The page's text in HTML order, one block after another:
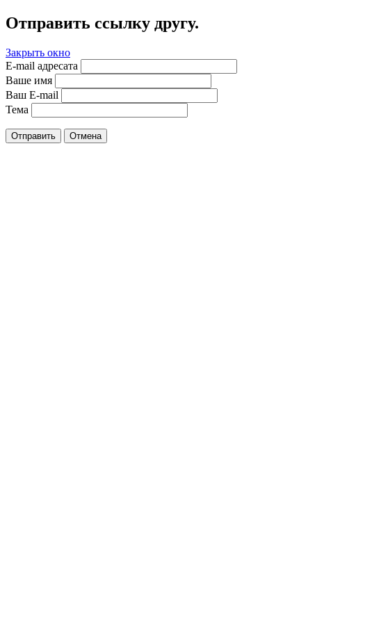
Отправить ссылку другу.
Закрыть окно
E-mail адресата
Ваше имя
Ваш E-mail
Тема
Отправить Отмена